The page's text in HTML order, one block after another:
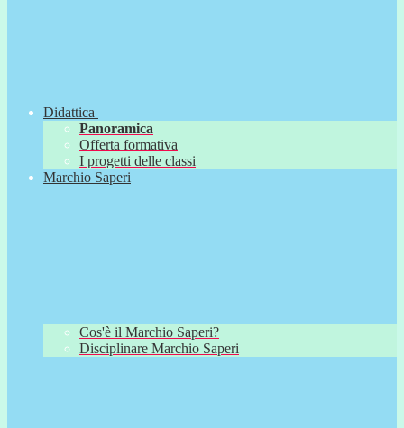
Didattica
Panoramica
Offerta formativa
I progetti delle classi
Marchio Saperi
Cos'è il Marchio Saperi?
Disciplinare Marchio Saperi